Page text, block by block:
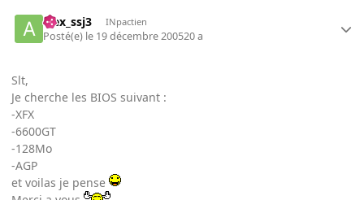
alex_ssj3 INpactien
Posté(e) le 19 décembre 200520 a
Slt,
Je cherche les BIOS suivant :
-XFX
-6600GT
-128Mo
-AGP
et voilas je pense